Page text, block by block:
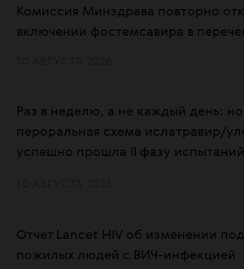
Комиссия Минздрава повторно
включении фостемсавира в
Раз в неделю, а не каждый день:
пероральная схема ислатравир/
успешно прошла II фазу
Отчет Lancet HIV об изменении
пожилых людей с ВИЧ-инфекцией